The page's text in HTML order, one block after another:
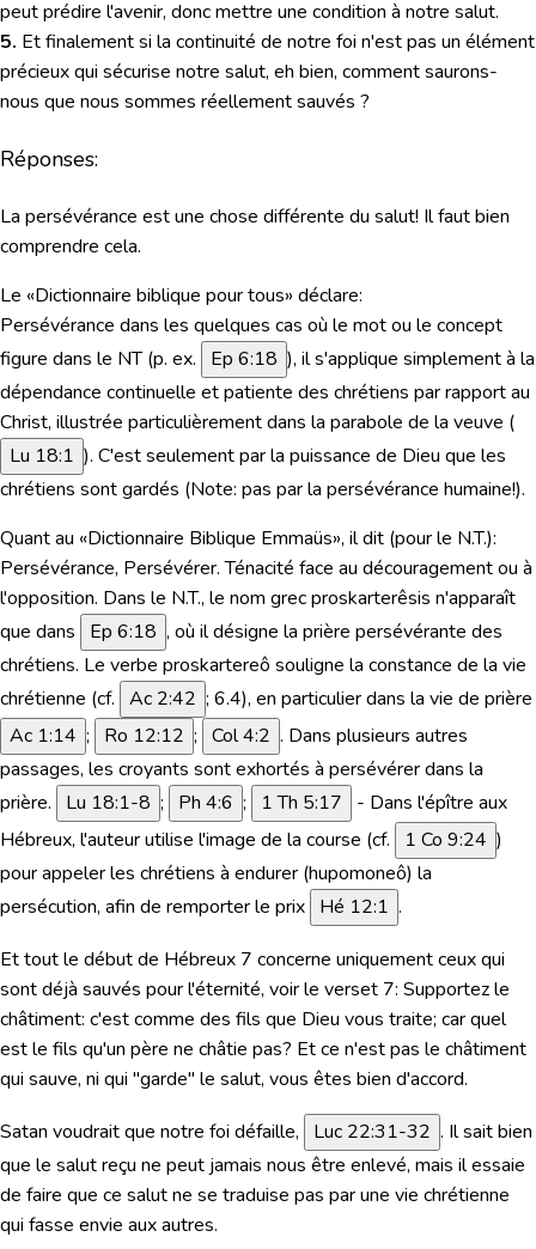
peut prédire l'avenir, donc mettre une condition à notre salut.
5. Et finalement si la continuité de notre foi n'est pas un élément
précieux qui sécurise notre salut, eh bien, comment saurons-
nous que nous sommes réellement sauvés ?
Réponses:
La persévérance est une chose différente du salut! Il faut bien
comprendre cela.
Le «Dictionnaire biblique pour tous» déclare:
Persévérance dans les quelques cas où le mot ou le concept
figure dans le NT (p. ex.
Ep 6:18 ), il s'applique simplement à la
dépendance continuelle et patiente des chrétiens par rapport au
Christ, illustrée particulièrement dans la parabole de la veuve (
Lu 18:1 ). C'est seulement par la puissance de Dieu que les
chrétiens sont gardés (Note: pas par la persévérance humaine!).
Quant au «Dictionnaire Biblique Emmaüs», il dit (pour le N.T.):
Persévérance, Persévérer. Ténacité face au découragement ou à
l'opposition. Dans le N.T., le nom grec proskarterêsis n'apparaît
que dans
Ep 6:18 , où il désigne la prière persévérante des
chrétiens. Le verbe proskartereô souligne la constance de la vie
chrétienne (cf. Ac 2:42 ; 6.4), en particulier dans la vie de prière
Ac 1:14 ; Ro 12:12 ; Col 4:2 . Dans plusieurs autres
passages, les croyants sont exhortés à persévérer dans la
prière.
Lu 18:1-8 ; Ph 4:6 ; 1 Th 5:17
- Dans l'épître aux
Hébreux, l'auteur utilise l'image de la course (cf.
1 Co 9:24 )
pour appeler les chrétiens à endurer (hupomoneô) la
persécution, afin de remporter le prix Hé 12:1 .
Et tout le début de Hébreux 7 concerne uniquement ceux qui
sont déjà sauvés pour l'éternité, voir le verset 7: Supportez le
châtiment: c'est comme des fils que Dieu vous traite; car quel
est le fils qu'un père ne châtie pas? Et ce n'est pas le châtiment
qui sauve, ni qui "garde" le salut, vous êtes bien d'accord.
Satan voudrait que notre foi défaille,
Luc 22:31-32 . Il sait bien
que le salut reçu ne peut jamais nous être enlevé, mais il essaie
de faire que ce salut ne se traduise pas par une vie chrétienne
qui fasse envie aux autres.